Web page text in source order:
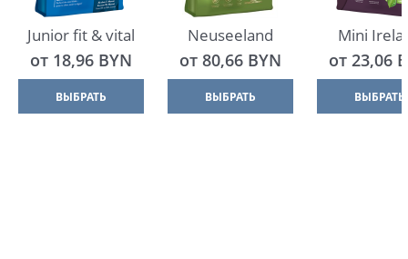
Junior fit & vital
от 18,96 BYN
ВЫБРАТЬ
Neuseeland
от 80,66 BYN
ВЫБРАТЬ
Mini
от 23,06
ВЫБРАТЬ